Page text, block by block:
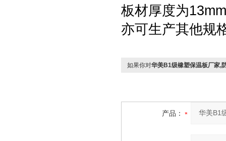
板材厚度为
亦可生产其他规
如果你对华美B1级橡塑保温板厂家,
产品：